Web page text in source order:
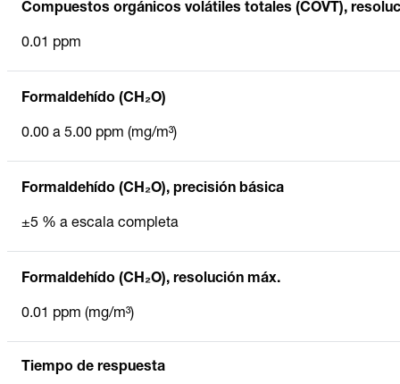
Compuestos orgánicos volátiles totales (COVT),
0.01 ppm
Formaldehído (CH₂O)
0.00 a 5.00 ppm (mg/m³)
Formaldehído (CH₂O), precisión básica
±5 % a escala completa
Formaldehído (CH₂O), resolución máx.
0.01 ppm (mg/m³)
Tiempo de respuesta